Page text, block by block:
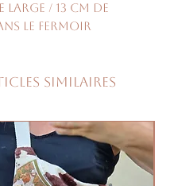
large / 13 cm de
le fermoir
similaires